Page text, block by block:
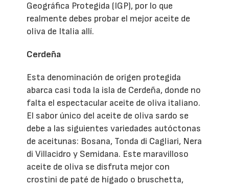
Geográfica Protegida (IGP), por lo que
realmente debes probar el mejor aceite de
oliva de Italia allí.
Cerdeña
Esta denominación de origen protegida
abarca casi toda la isla de Cerdeña, donde no
falta el espectacular aceite de oliva italiano.
El sabor único del aceite de oliva sardo se
debe a las siguientes variedades autóctonas
de aceitunas: Bosana, Tonda di Cagliari, Nera
di Villacidro y Semidana. Este maravilloso
aceite de oliva se disfruta mejor con
crostini de paté de hígado o bruschetta,